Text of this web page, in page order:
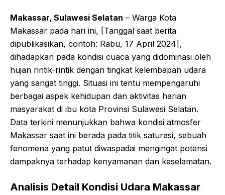
Makassar, Sulawesi Selatan – Warga Kota
Makassar pada hari ini, [Tanggal saat berita
dipublikasikan, contoh: Rabu, 17 April 2024],
dihadapkan pada kondisi cuaca yang didominasi oleh
hujan rintik-rintik dengan tingkat kelembapan udara
yang sangat tinggi. Situasi ini tentu mempengaruhi
berbagai aspek kehidupan dan aktivitas harian
masyarakat di ibu kota Provinsi Sulawesi Selatan.
Data terkini menunjukkan bahwa kondisi atmosfer
Makassar saat ini berada pada titik saturasi, sebuah
fenomena yang patut diwaspadai mengingat potensi
dampaknya terhadap kenyamanan dan keselamatan.
Analisis Detail Kondisi Udara Makassar